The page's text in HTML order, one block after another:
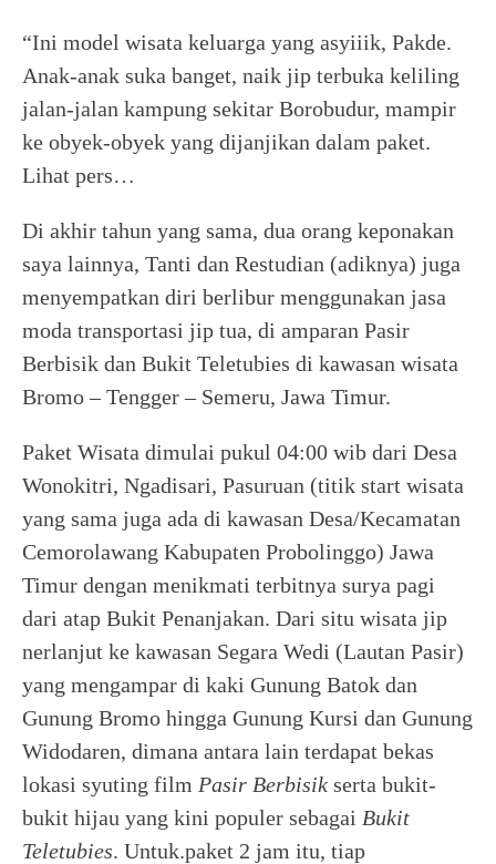
“Ini model wisata keluarga yang asyiiik, Pakde.
Anak-anak suka banget, naik jip terbuka keliling
jalan-jalan kampung sekitar Borobudur, mampir
ke obyek-obyek yang dijanjikan dalam paket.
Lihat pers…
Di akhir tahun yang sama, dua orang keponakan
saya lainnya, Tanti dan Restudian (adiknya) juga
menyempatkan diri berlibur menggunakan jasa
moda transportasi jip tua, di amparan Pasir
Berbisik dan Bukit Teletubies di kawasan wisata
Bromo – Tengger – Semeru, Jawa Timur.
Paket Wisata dimulai pukul 04:00 wib dari Desa
Wonokitri, Ngadisari, Pasuruan (titik start wisata
yang sama juga ada di kawasan Desa/Kecamatan
Cemorolawang Kabupaten Probolinggo) Jawa
Timur dengan menikmati terbitnya surya pagi
dari atap Bukit Penanjakan. Dari situ wisata jip
nerlanjut ke kawasan Segara Wedi (Lautan Pasir)
yang mengampar di kaki Gunung Batok dan
Gunung Bromo hingga Gunung Kursi dan Gunung
Widodaren, dimana antara lain terdapat bekas
lokasi syuting film Pasir Berbisik serta bukit-
bukit hijau yang kini populer sebagai Bukit
Teletubies. Untuk.paket 2 jam itu, tiap